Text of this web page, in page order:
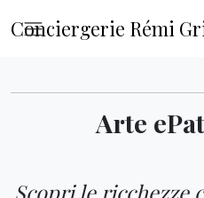
Conciergerie Rémi
Arte e
Scopri le ricchezze